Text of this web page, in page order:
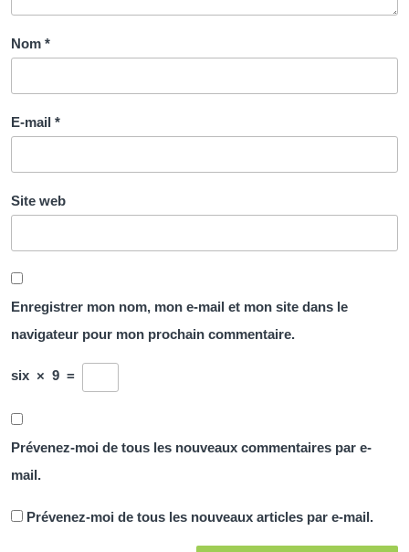
Nom *
E-mail *
Site web
Enregistrer mon nom, mon e-mail et mon site dans le
navigateur pour mon prochain commentaire.
six × 9 =
Prévenez-moi de tous les nouveaux commentaires par e-
mail.
Prévenez-moi de tous les nouveaux articles par e-mail.